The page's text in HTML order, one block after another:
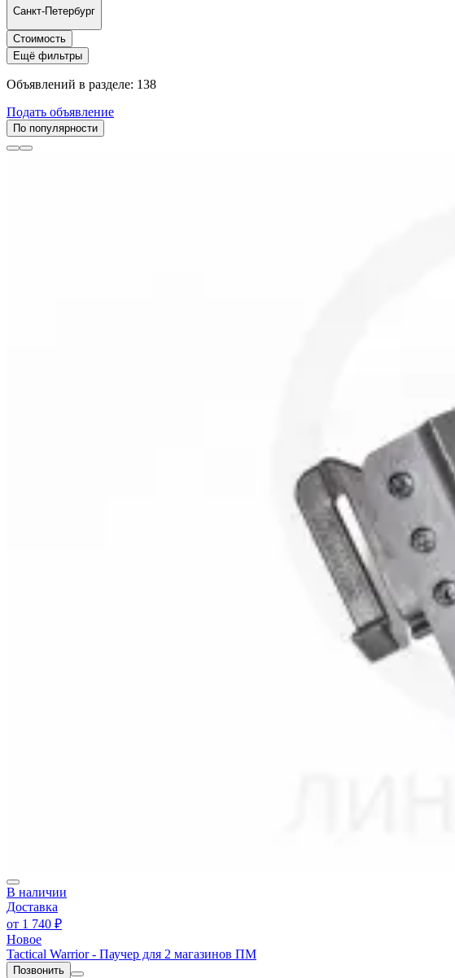
Санкт-Петербург
Стоимость
Ещё фильтры
Объявлений в разделе: 138
Подать объявление
По популярности
В наличии
Доставка
от 1 740 ₽
Новое
Tactical Warrior - Паучер для 2 магазинов ПМ
Позвонить